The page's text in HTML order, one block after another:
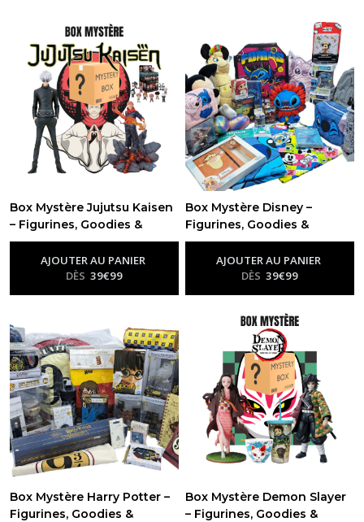
Box Mystère Jujutsu Kaisen
– Figurines, Goodies &
Cadeaux Officiels-Box
Mystère Goodies Et Figurines
AJOUTER AU PANIER
DÈS 39€99
Box Mystère Disney –
Figurines, Goodies &
Cadeaux Officiels-Box
Mystère Goodies Et Figurines
AJOUTER AU PANIER
DÈS 39€99
Box Mystère Harry Potter –
Figurines, Goodies &
Box Mystère Demon Slayer
– Figurines, Goodies &